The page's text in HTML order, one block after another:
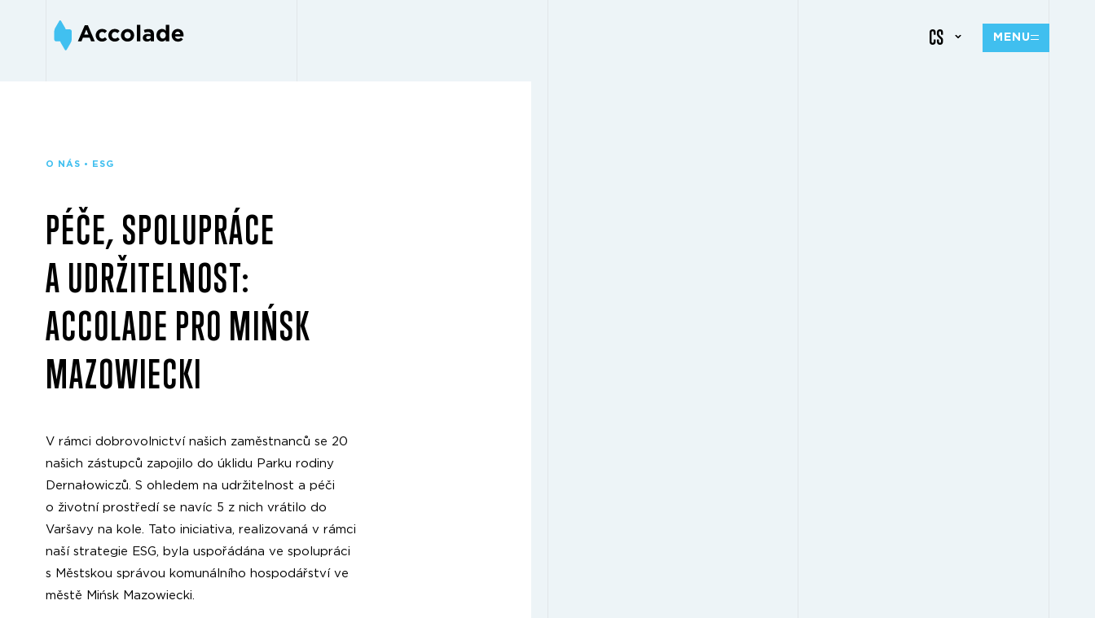
CS MENU
O NÁS • ESG
PÉČE, SPOLUPRÁCE
A UDRŽITELNOST:
ACCOLADE PRO MIŃSK
MAZOWIECKI
V rámci dobrovolnictví našich zaměstnanců se 20
našich zástupců zapojilo do úklidu Parku rodiny
Dernałowiczů. S ohledem na udržitelnost a péči
o životní prostředí se navíc 5 z nich vrátilo do
Varšavy na kole. Tato iniciativa, realizovaná v rámci
naší strategie ESG, byla uspořádána ve spolupráci
s Městskou správou komunálního hospodářství ve
městě Mińsk Mazowiecki.